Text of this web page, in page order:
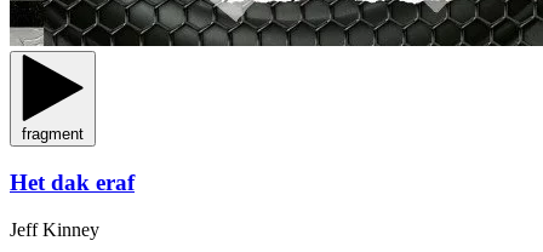
fragment
Het dak eraf
Jeff Kinney